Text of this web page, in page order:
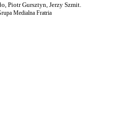
Piotr Gursztyn, Jerzy Szmit.
Medialna Fratria